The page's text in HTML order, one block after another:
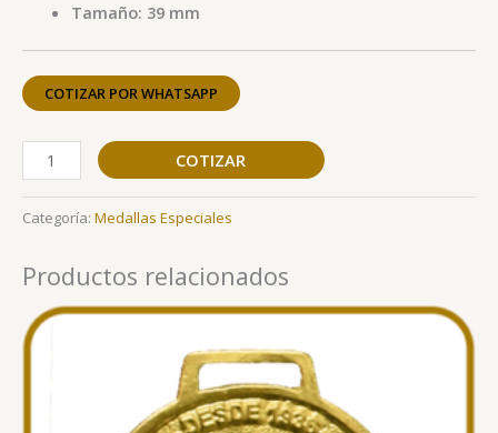
Tamaño: 39 mm
COTIZAR POR WHATSAPP
COTIZAR
Categoría: Medallas Especiales
Productos relacionados